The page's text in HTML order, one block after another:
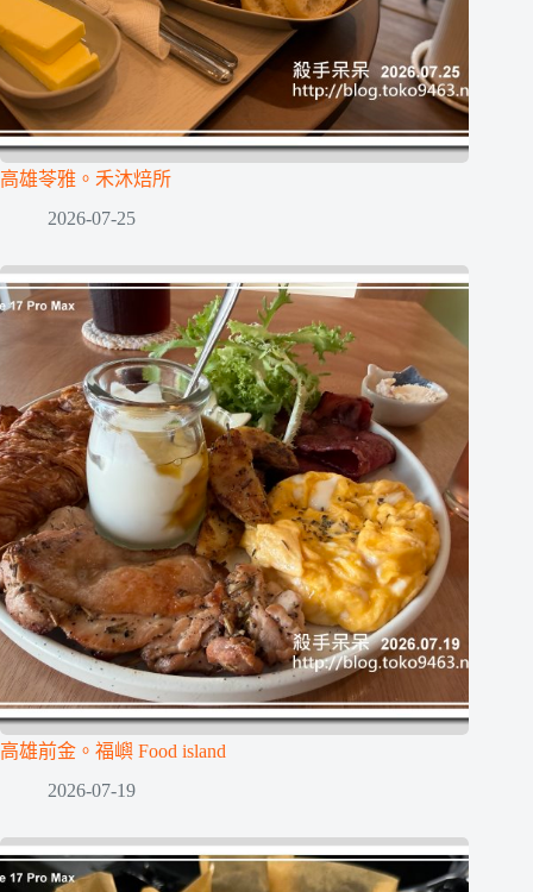
高雄苓雅。禾沐焙所
2026-07-25
高雄前金。福嶼 Food island
2026-07-19